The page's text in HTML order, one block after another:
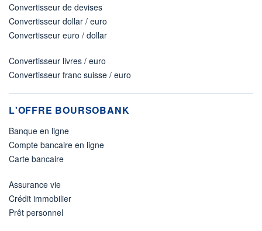
Convertisseur de devises
Convertisseur dollar / euro
Convertisseur euro / dollar
Convertisseur livres / euro
Convertisseur franc suisse / euro
L'OFFRE BOURSOBANK
Banque en ligne
Compte bancaire en ligne
Carte bancaire
Assurance vie
Crédit immobilier
Prêt personnel